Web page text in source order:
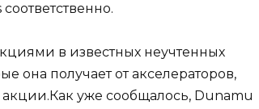
в известных неучтенных
она получает от акселераторов,
уже сообщалось, Dunamu